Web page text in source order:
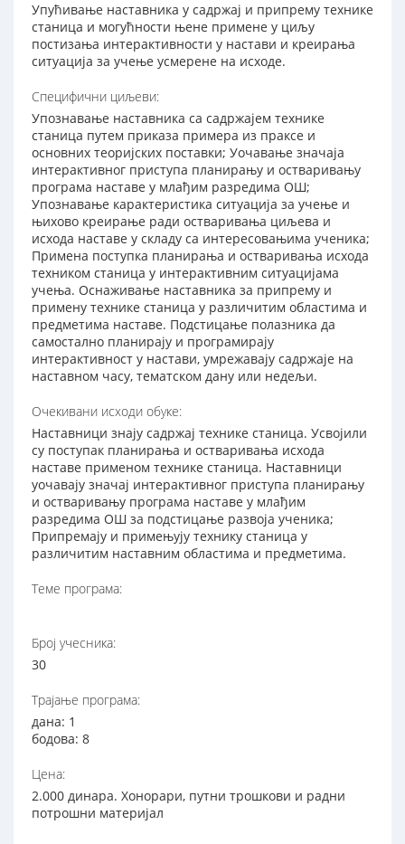
Упућивање наставника у садржај и припрему технике
станица и могућности њене примене у циљу
постизања интерактивности у настави и креирања
ситуација за учење усмерене на исходе.
Специфични циљеви:
Упознавање наставника са садржајем технике
станица путем приказа примера из праксе и
основних теоријских поставки; Уочавање значаја
интерактивног приступа планирању и остваривању
програма наставе у млађим разредима ОШ;
Упознавање карактеристика ситуација за учење и
њихово креирање ради остваривања циљева и
исхода наставе у складу са интересовањима ученика;
Примена поступка планирања и остваривања исхода
техником станица у интерактивним ситуацијама
учења. Оснаживање наставника за припрему и
примену технике станица у различитим областима и
предметима наставе. Подстицање полазника да
самостално планирају и програмирају
интерактивност у настави, умрежавају садржаје на
наставном часу, тематском дану или недељи.
Очекивани исходи обуке:
Наставници знају садржај технике станица. Усвојили
су поступак планирања и остваривања исхода
наставе применом технике станица. Наставници
уочавају значај интерактивног приступа планирању
и остваривању програма наставе у млађим
разредима ОШ за подстицање развоја ученика;
Припремају и примењују технику станица у
различитим наставним областима и предметима.
Теме програма:
Број учесника:
30
Трајање програма:
дана: 1
бодова: 8
Цена:
2.000 динара. Хонорари, путни трошкови и радни
потрошни материјал